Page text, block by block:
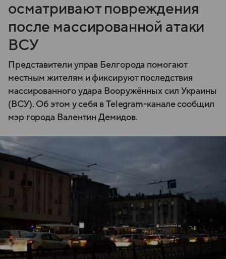
осматривают повреждения
после массированной атаки
ВСУ
Представители управ Белгорода помогают
местным жителям и фиксируют последствия
массированного удара Вооружённых сил Украины
(ВСУ). Об этом у себя в Telegram-канале сообщил
мэр города Валентин Демидов.